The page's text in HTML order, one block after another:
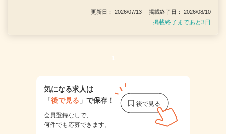
更新日： 2026/07/13 掲載終了日： 2026/08/10
掲載終了まであと3日
1
気になる求人は
「後で見る 」で保存！
会員登録なしで、
何件でも応募できます。